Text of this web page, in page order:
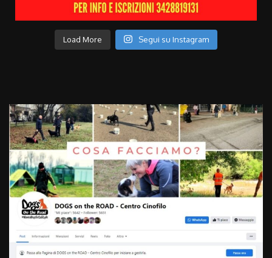
Load More Segui su Instagram